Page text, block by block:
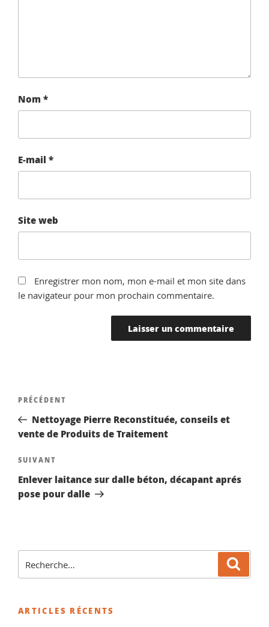
Nom *
E-mail *
Site web
Enregistrer mon nom, mon e-mail et mon site dans
le navigateur pour mon prochain commentaire.
Navigation
l’article
Article
précédent
PRÉCÉDENT
Nettoyage Pierre Reconstituée, conseils et
vente de Produits de Traitement
Article
suivant
SUIVANT
Enlever laitance sur dalle béton, décapant aprés
pose pour dalle
pour
ARTICLES RÉCENTS